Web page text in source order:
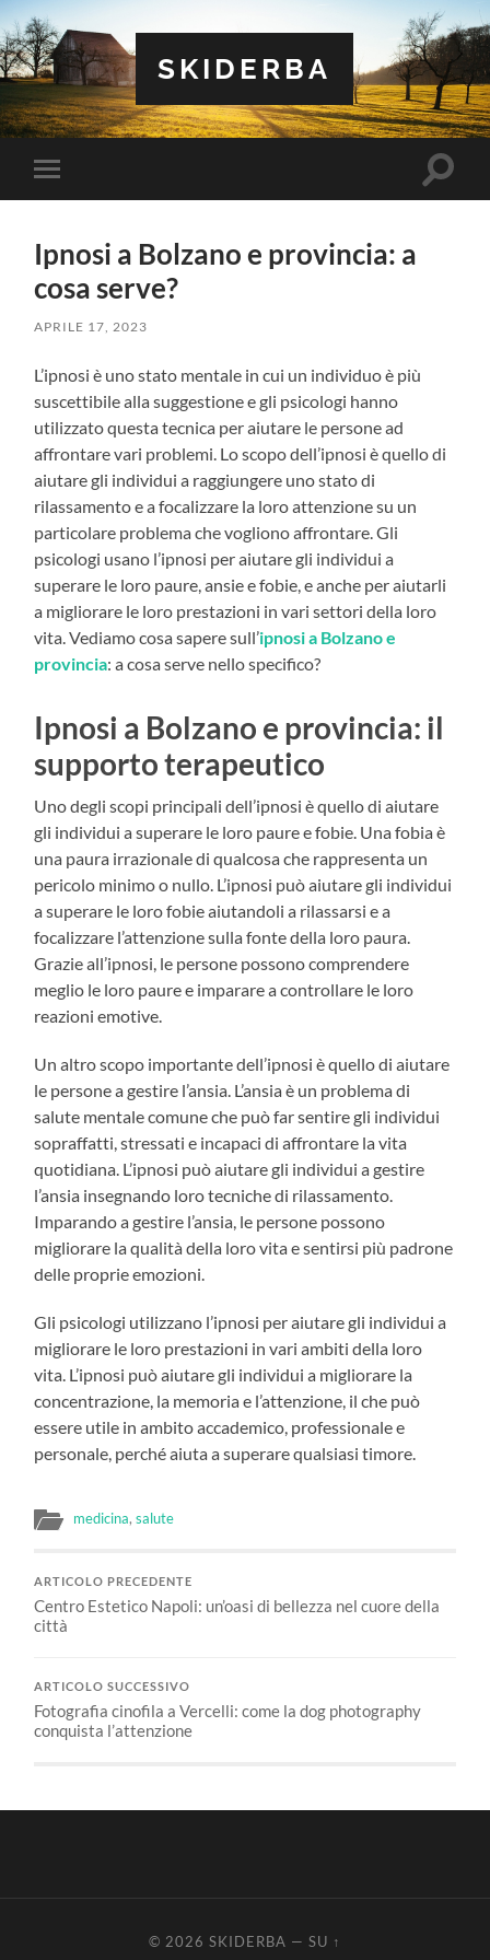
SKIDERBA
Attiva/disattiva
il
dispositivi
Ipnosi a Bolzano e provincia: a
cosa serve?
APRILE 17, 2023
L’ipnosi è uno stato mentale in cui un individuo è più
suscettibile alla suggestione e gli psicologi hanno
utilizzato questa tecnica per aiutare le persone ad
affrontare vari problemi. Lo scopo dell’ipnosi è quello di
aiutare gli individui a raggiungere uno stato di
rilassamento e a focalizzare la loro attenzione su un
particolare problema che vogliono affrontare. Gli
psicologi usano l’ipnosi per aiutare gli individui a
superare le loro paure, ansie e fobie, e anche per aiutarli
a migliorare le loro prestazioni in vari settori della loro
vita. Vediamo cosa sapere sull’ipnosi a Bolzano e
provincia: a cosa serve nello specifico?
Ipnosi a Bolzano e provincia: il
supporto terapeutico
Uno degli scopi principali dell’ipnosi è quello di aiutare
gli individui a superare le loro paure e fobie. Una fobia è
una paura irrazionale di qualcosa che rappresenta un
pericolo minimo o nullo. L’ipnosi può aiutare gli individui
a superare le loro fobie aiutandoli a rilassarsi e a
focalizzare l’attenzione sulla fonte della loro paura.
Grazie all’ipnosi, le persone possono comprendere
meglio le loro paure e imparare a controllare le loro
reazioni emotive.
Un altro scopo importante dell’ipnosi è quello di aiutare
le persone a gestire l’ansia. L’ansia è un problema di
salute mentale comune che può far sentire gli individui
sopraffatti, stressati e incapaci di affrontare la vita
quotidiana. L’ipnosi può aiutare gli individui a gestire
l’ansia insegnando loro tecniche di rilassamento.
Imparando a gestire l’ansia, le persone possono
migliorare la qualità della loro vita e sentirsi più padrone
delle proprie emozioni.
Gli psicologi utilizzano l’ipnosi per aiutare gli individui a
migliorare le loro prestazioni in vari ambiti della loro
vita. L’ipnosi può aiutare gli individui a migliorare la
concentrazione, la memoria e l’attenzione, il che può
essere utile in ambito accademico, professionale e
personale, perché aiuta a superare qualsiasi timore.
medicina,salute
ARTICOLO PRECEDENTE
Centro Estetico Napoli: un’oasi di bellezza nel cuore della
città
ARTICOLO SUCCESSIVO
Fotografia cinofila a Vercelli: come la dog photography
conquista l’attenzione
© 2026 SKIDERBA — SU ↑